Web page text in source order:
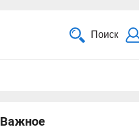
Поиск
Важное